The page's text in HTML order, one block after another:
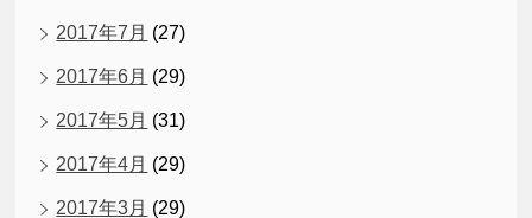
2017年7月 (27)
2017年6月 (29)
2017年5月 (31)
2017年4月 (29)
2017年3月 (29)